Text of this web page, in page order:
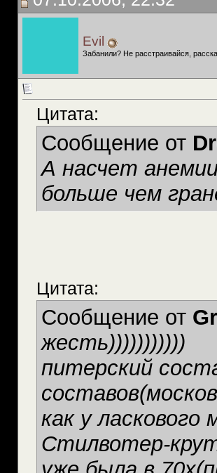
Evil
Забанили? Не расстраивайся,
Цитата:
Сообщение от
А насчет
больше чем
Цитата:
Сообщение от
жесть)))))))))))
питерский
как у ласкового
Стилвотер-